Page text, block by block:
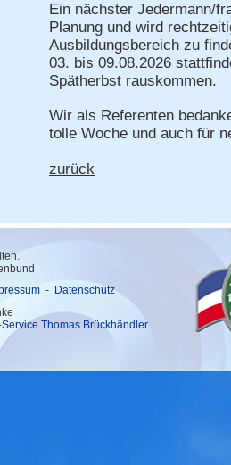
Ein nächster Jedermann/
Planung und wird
Ausbildungsbereich zu
03. bis 09.08.2026
Spätherbst rauskommen.
Wir als Referenten
tolle Woche und auch für
zurück
- Datenschutz
Service Thomas Brückhändler